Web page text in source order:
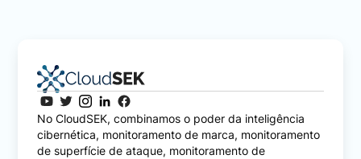
No CloudSEK, combinamos o poder da inteligência
cibernética, monitoramento de marca, monitoramento
de superfície de ataque, monitoramento de